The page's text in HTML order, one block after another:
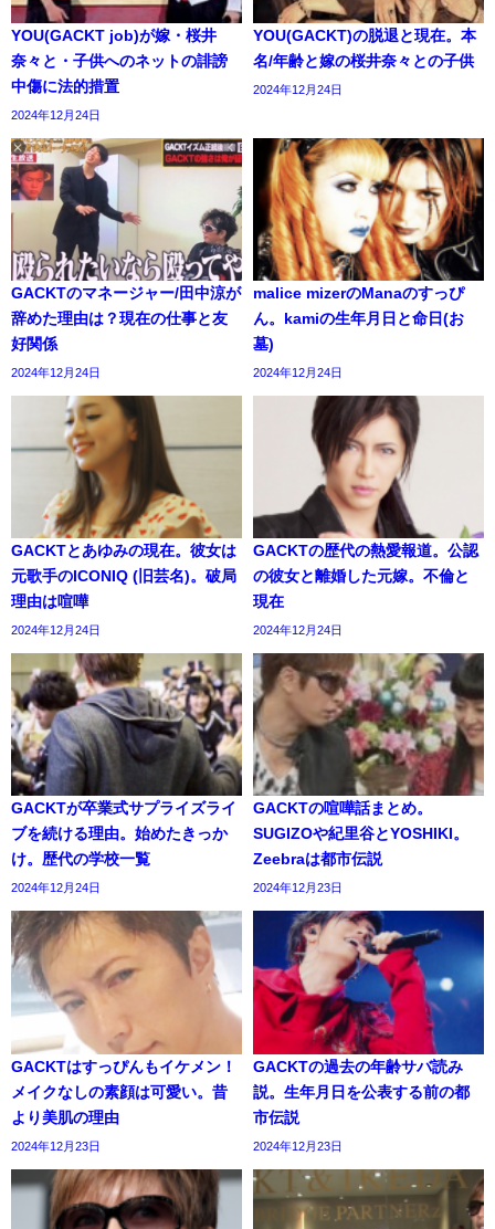
YOU(GACKT job)が嫁・桜井
奈々と・子供へのネットの誹謗
中傷に法的措置
2024年12月24日
YOU(GACKT)の脱退と現在。本
名/年齢と嫁の桜井奈々との子供
2024年12月24日
GACKTのマネージャー/田中涼が
辞めた理由は？現在の仕事と友
好関係
2024年12月24日
malice mizerのManaのすっぴ
ん。kamiの生年月日と命日(お
墓)
2024年12月24日
GACKTとあゆみの現在。彼女は
元歌手のICONIQ (旧芸名)。破局
理由は喧嘩
2024年12月24日
GACKTの歴代の熱愛報道。公認
の彼女と離婚した元嫁。不倫と
現在
2024年12月24日
GACKTが卒業式サプライズライ
ブを続ける理由。始めたきっか
け。歴代の学校一覧
2024年12月24日
GACKTの喧嘩話まとめ。
SUGIZOや紀里谷とYOSHIKI。
Zeebraは都市伝説
2024年12月23日
GACKTはすっぴんもイケメン！
メイクなしの素顔は可愛い。昔
より美肌の理由
2024年12月23日
GACKTの過去の年齢サバ読み
説。生年月日を公表する前の都
市伝説
2024年12月23日